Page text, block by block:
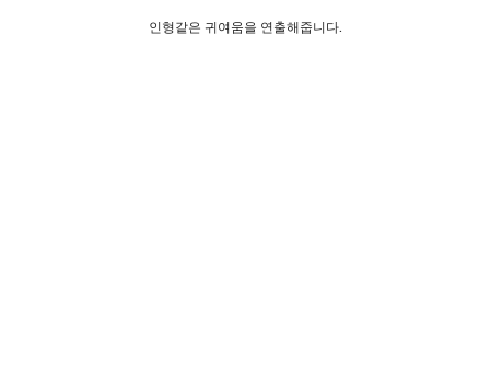
인형같은 귀여움을 연출해줍니다.